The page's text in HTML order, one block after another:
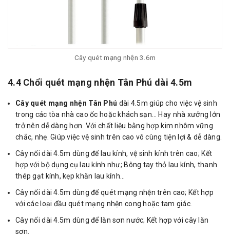
Cây quét mạng nhện 3.6m
4.4 Chổi quét mạng nhện Tân Phú dài 4.5m
Cây quét mạng nhện Tân Phú dài 4.5m giúp cho việc vệ sinh
trong các tòa nhà cao ốc hoặc khách sạn… Hay nhà xưởng lớn
trở nên dễ dàng hơn. Với chất liệu bằng hợp kim nhôm vững
chắc, nhẹ. Giúp việc vệ sinh trên cao vô cùng tiện lợi & dễ dàng.
Cây nối dài 4.5m dùng để lau kính, vệ sinh kính trên cao; Kết
hợp với bộ dụng cụ lau kính như; Bông tay thỏ lau kính, thanh
thép gạt kính, kẹp khăn lau kính…
Cây nối dài 4.5m dùng để quét mạng nhện trên cao; Kết hợp
với các loại đầu quét mạng nhện cong hoặc tam giác.
Cây nối dài 4.5m dùng để lăn sơn nước; Kết hợp với cây lăn
sơn.